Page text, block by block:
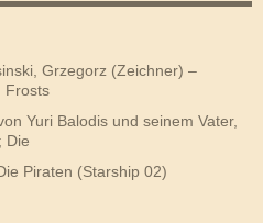
Grzegorz (Zeichner) –
Frosts
Yuri Balodis und seinem Vater,
Die
Piraten (Starship 02)